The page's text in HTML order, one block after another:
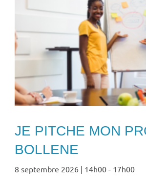
JE PITCHE MON
BOLLENE
8 septembre 2026 | 14h00 - 17h00